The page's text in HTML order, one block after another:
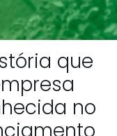
que
no